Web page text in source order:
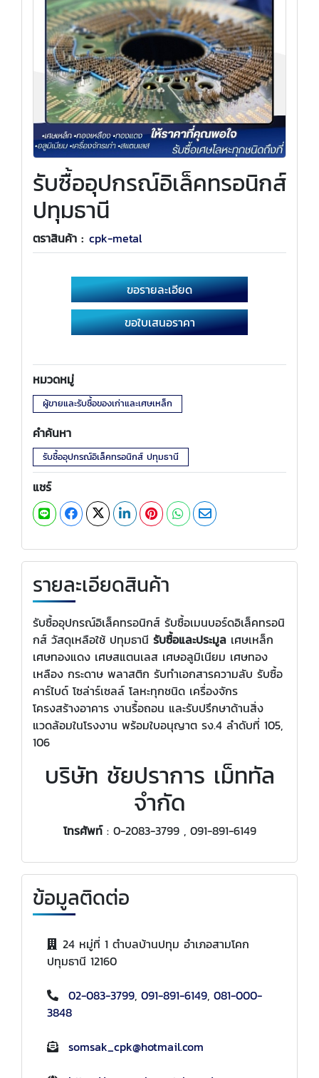
รับซื้ออุปกรณ์อิเล็คทรอนิกส์
ปทุมธานี
ตราสินค้า : cpk-metal
ขอรายละเอียด
ขอใบเสนอราคา
หมวดหมู่
ผู้ขายและรับซื้อของเก่าและเศษเหล็ก
คำค้นหา
รับซื้ออุปกรณ์อิเล็คทรอนิกส์ ปทุมธานี
แชร์
รายละเอียดสินค้า
รับซื้ออุปกรณ์อิเล็คทรอนิกส์ รับซื้อเมนบอร์ดอิเล็คทรอนิ
กส์ วัสดุเหลือใช้ ปทุมธานี รับซื้อและประมูล เศษเหล็ก
เศษทองแดง เศษสแตนเลส เศษอลูมิเนียม เศษทอง
เหลือง กระดาษ พลาสติก รับทำเอกสารความลับ รับซื้อ
คาร์ไบด์ โซล่าร์เซลล์ โลหะทุกชนิด เครื่องจักร
โครงสร้างอาคาร งานรื้อถอน และรับปรึกษาด้านสิ่ง
แวดล้อมในโรงงาน พร้อมใบอนุญาต รง.4 ลำดับที่ 105,
106
บริษัท ชัยปราการ เม็ททัล
จำกัด
โทรศัพท์: 0-2083-3799 , 091-891-6149
ข้อมูลติดต่อ
24 หมู่ที่ 1 ตำบลบ้านปทุม อำเภอสามโคก
ปทุมธานี 12160
02-083-3799, 091-891-6149, 081-000-
3848
somsak_cpk@hotmail.com